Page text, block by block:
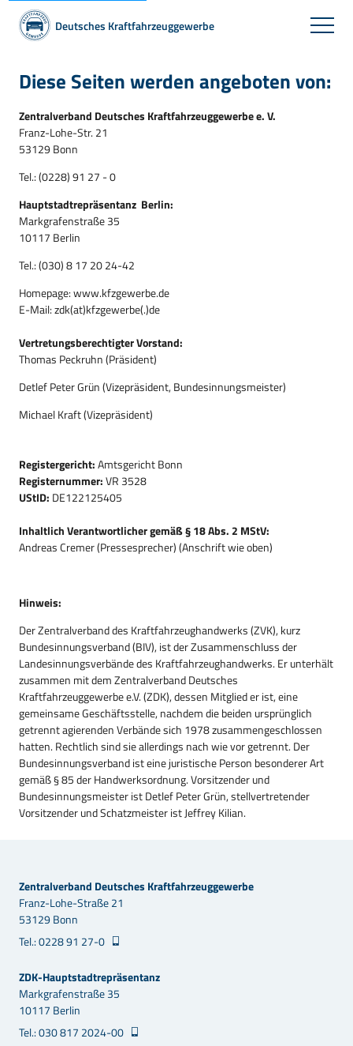
Deutsches Kraftfahrzeuggewerbe
Diese Seiten werden angeboten von:
Zentralverband Deutsches Kraftfahrzeuggewerbe e. V.
Franz-Lohe-Str. 21
53129 Bonn
Tel.: (0228) 91 27 - 0
Hauptstadtrepräsentanz Berlin:
Markgrafenstraße 35
10117 Berlin
Tel.: (030) 8 17 20 24-42
Homepage:www.kfzgewerbe.de
E-Mail:zdk(at)kfzgewerbe(.)de
Vertretungsberechtigter Vorstand:
Thomas Peckruhn (Präsident)
Detlef Peter Grün (Vizepräsident, Bundesinnungsmeister)
Michael Kraft (Vizepräsident)
Registergericht:Amtsgericht Bonn
Registernummer:VR 3528
UStID: DE122125405
Inhaltlich Verantwortlicher gemäß § 18 Abs. 2 MStV:
Andreas Cremer (Pressesprecher) (Anschrift wie oben)
Hinweis:
Der Zentralverband des Kraftfahrzeughandwerks (ZVK), kurz
Bundesinnungsverband (BIV), ist der Zusammenschluss der
Landesinnungsverbände des Kraftfahrzeughandwerks. Er unterhält
zusammen mit dem Zentralverband Deutsches
Kraftfahrzeuggewerbe e.V. (ZDK), dessen Mitglied er ist, eine
gemeinsame Geschäftsstelle, nachdem die beiden ursprünglich
getrennt agierenden Verbände sich 1978 zusammengeschlossen
hatten. Rechtlich sind sie allerdings nach wie vor getrennt. Der
Bundesinnungsverband ist eine juristische Person besonderer Art
gemäß § 85 der Handwerksordnung. Vorsitzender und
Bundesinnungsmeister ist Detlef Peter Grün, stellvertretender
Vorsitzender und Schatzmeister ist Jeffrey Kilian.
Zentralverband Deutsches Kraftfahrzeuggewerbe
Franz-Lohe-Straße 21
53129 Bonn
Tel.: 0228 91 27-0
ZDK-Hauptstadtrepräsentanz
Markgrafenstraße 35
10117 Berlin
Tel.: 030 817 2024-00